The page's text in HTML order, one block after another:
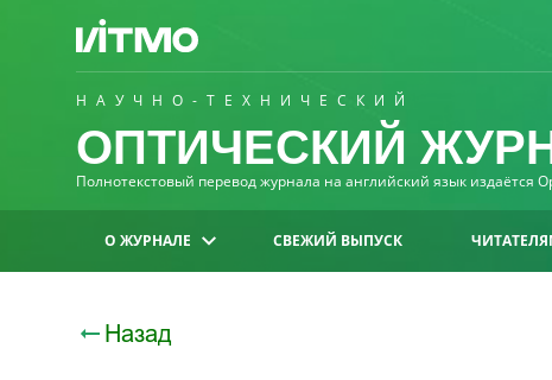
НАУЧНО-ТЕХНИЧЕСКИЙ
ОПТИЧЕСКИЙ
Полнотекстовый перевод журнала на английский язык издаётся
О ЖУРНАЛЕ СВЕЖИЙ ВЫПУСК
Назад